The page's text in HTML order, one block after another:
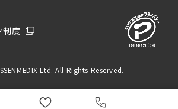
制度
Ltd. All Rights Reserved.